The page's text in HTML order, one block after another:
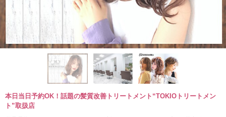
本日当日予約OK！話題の髪質改善トリートメント“TOKIOトリートメン
ト”取扱店